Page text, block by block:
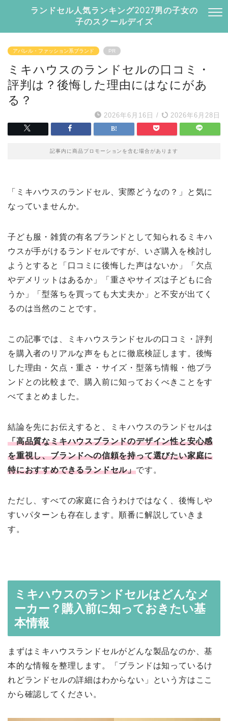
ランドセル人気ランキング2027男の子女の
子のスクールデイズ
アパレル・ファッション系ブランド PR
ミキハウスのランドセルの口コミ・
評判は？後悔した理由にはなにがあ
る？
2026年6月16日 / 2026年6月28日
記事内に商品プロモーションを含む場合があります
「ミキハウスのランドセル、実際どうなの？」と気に
なっていませんか。
子ども服・雑貨の有名ブランドとして知られるミキハ
ウスが手がけるランドセルですが、いざ購入を検討し
ようとすると「口コミに後悔した声はないか」「欠点
やデメリットはあるか」「重さやサイズは子どもに合
うか」「型落ちを買っても大丈夫か」と不安が出てく
るのは当然のことです。
この記事では、ミキハウスランドセルの口コミ・評判
を購入者のリアルな声をもとに徹底検証します。後悔
した理由・欠点・重さ・サイズ・型落ち情報・他ブラ
ンドとの比較まで、購入前に知っておくべきことをす
べてまとめました。
結論を先にお伝えすると、ミキハウスのランドセルは
「高品質なミキハウスブランドのデザイン性と安心感
を重視し、ブランドへの信頼を持って選びたい家庭に
特におすすめできるランドセル」です。
ただし、すべての家庭に合うわけではなく、後悔しや
すいパターンも存在します。順番に解説していきま
す。
ミキハウスのランドセルはどんなメ
ーカー？購入前に知っておきたい基
本情報
まずはミキハウスランドセルがどんな製品なのか、基
本的な情報を整理します。「ブランドは知っているけ
れどランドセルの詳細はわからない」という方はここ
から確認してください。